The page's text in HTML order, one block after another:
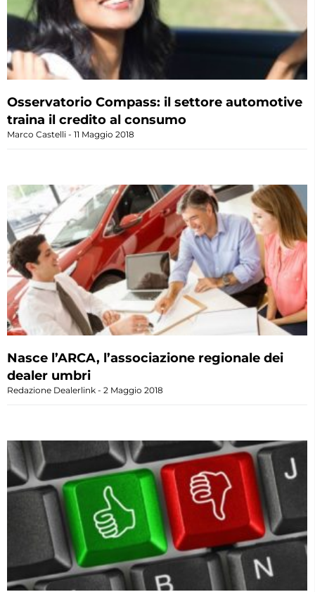
Osservatorio Compass: il settore automotive
traina il credito al consumo
Marco Castelli 11 Maggio 2018
Nasce l’ARCA, l’associazione regionale dei
dealer umbri
Redazione Dealerlink 2 Maggio 2018